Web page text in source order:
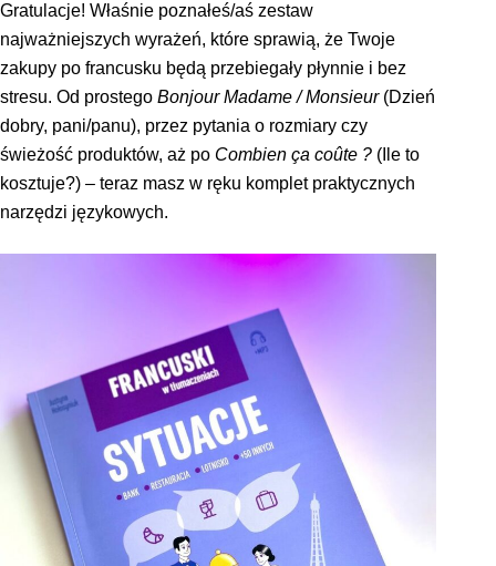
Gratulacje! Właśnie poznałeś/aś zestaw
najważniejszych wyrażeń, które sprawią, że Twoje
zakupy po francusku będą przebiegały płynnie i bez
stresu. Od prostego Bonjour Madame / Monsieur(Dzień
dobry, pani/panu), przez pytania o rozmiary czy
świeżość produktów, aż po Combien ça coûte ? (Ile to
kosztuje?) – teraz masz w ręku komplet praktycznych
narzędzi językowych.